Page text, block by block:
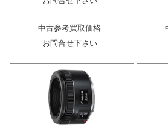
中古参考買取価格
お問合せ下さい